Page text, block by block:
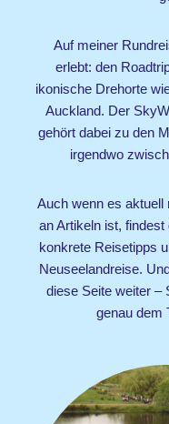
Auf meiner
erlebt: den
ikonische Drehorte
Auckland. Der
gehört dabei zu den
irgendwo
Auch wenn es aktuell
an Artikeln ist,
konkrete Reisetipps
Neuseelandreise.
diese Seite weiter –
genau dem